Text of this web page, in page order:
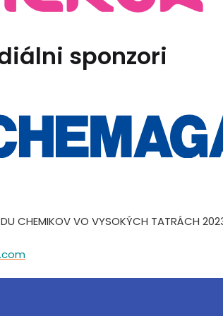
sponzori
VO VYSOKÝCH TATRÁCH